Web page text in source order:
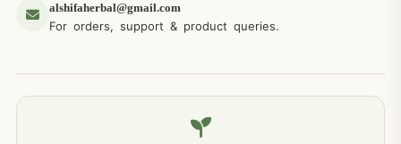
alshifaherbal@gmail.com
For orders, support & product queries.